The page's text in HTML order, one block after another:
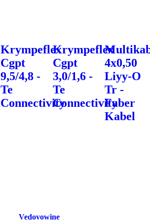
Krympeflex
Cgpt
9,5/4,8 -
Te
Connectivity
Krympeflex
Cgpt
3,0/1,6 -
Te
Connectivity
4x0,50
Liyy-O
Tr -
Faber
Kabel
Vedovowine